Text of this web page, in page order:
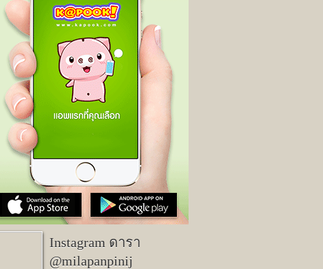
Instagram ดารา
@milapanpinij